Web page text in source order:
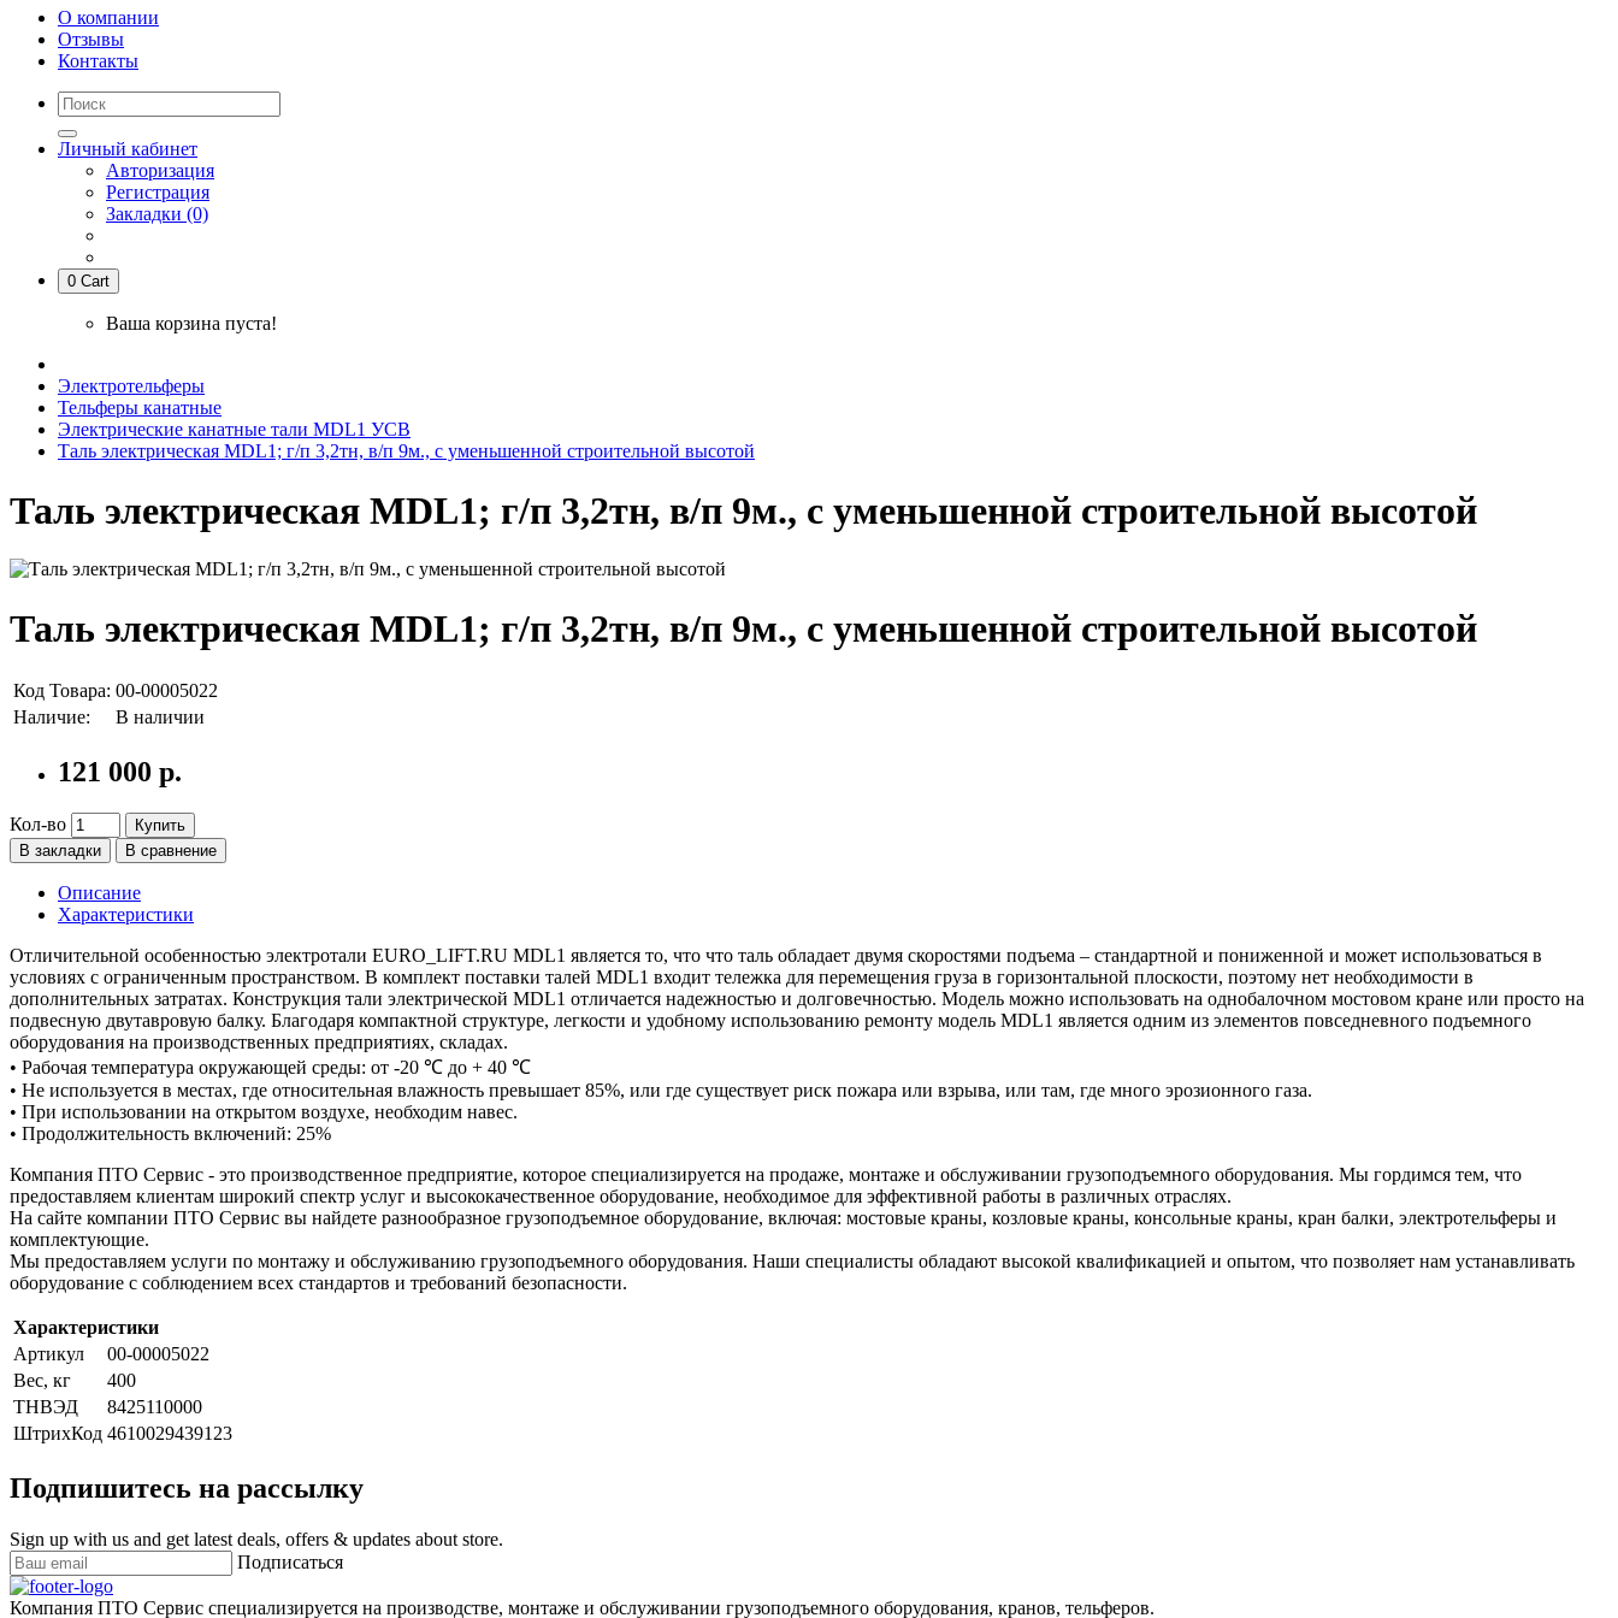
О компании
Отзывы
Контакты
Личный кабинет
Авторизация
Регистрация
Закладки (0)
0 Cart
Ваша корзина пуста!
Электротельферы
Тельферы канатные
Электрические канатные тали MDL1 УСВ
Таль электрическая MDL1; г/п 3,2тн, в/п 9м., с уменьшенной строительной высотой
Таль электрическая MDL1; г/п 3,2тн, в/п 9м., с уменьшенной строительной высотой
Таль электрическая MDL1; г/п 3,2тн, в/п 9м., с уменьшенной строительной высотой
Код Товара: 00-00005022
Наличие:
В наличии
121 000 р.
Кол-во
Купить
В закладки
В сравнение
Описание
Характеристики
Отличительной особенностью электротали EURO_LIFT.RU MDL1 является то, что что таль обладает двумя скоростями подъема – стандартной и пониженной и может использоваться в
условиях с ограниченным пространством. В комплект поставки талей MDL1 входит тележка для перемещения груза в горизонтальной плоскости, поэтому нет необходимости в
дополнительных затратах. Конструкция тали электрической MDL1 отличается надежностью и долговечностью. Модель можно использовать на однобалочном мостовом кране или просто на
подвесную двутавровую балку. Благодаря компактной структуре, легкости и удобному использованию ремонту модель MDL1 является одним из элементов повседневного подъемного
оборудования на производственных предприятиях, складах.
• Рабочая температура окружающей среды: от -20 ℃ до + 40 ℃
• Не используется в местах, где относительная влажность превышает 85%, или где существует риск пожара или взрыва, или там, где много эрозионного газа.
• При использовании на открытом воздухе, необходим навес.
• Продолжительность включений: 25%
Компания ПТО Сервис - это производственное предприятие, которое специализируется на продаже, монтаже и обслуживании грузоподъемного оборудования. Мы гордимся тем, что
предоставляем клиентам широкий спектр услуг и высококачественное оборудование, необходимое для эффективной работы в различных отраслях.
На сайте компании ПТО Сервис вы найдете разнообразное грузоподъемное оборудование, включая: мостовые краны, козловые краны, консольные краны, кран балки, электротельферы и
комплектующие.
Мы предоставляем услуги по монтажу и обслуживанию грузоподъемного оборудования. Наши специалисты обладают высокой квалификацией и опытом, что позволяет нам устанавливать
оборудование с соблюдением всех стандартов и требований безопасности.
Характеристики
Артикул
00-00005022
Вес, кг
400
ТНВЭД
8425110000
ШтрихКод 4610029439123
Подпишитесь на рассылку
Sign up with us and get latest deals, offers & updates about store.
Подписаться
Компания ПТО Сервис специализируется на производстве, монтаже и обслуживании грузоподъемного оборудования, кранов, тельферов.